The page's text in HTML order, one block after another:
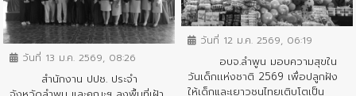
ข่าวประชาสัมพันธ์
วันที่ 13 ม.ค. 2569, 08:26
สำนักงาน ปปช. ประจำ
ข่าวประชาสัมพันธ์
วันที่ 12 ม.ค. 2569, 06:19
อบจ.ลำพูน มอบความสุขใน
วันเด็กเเห่งชาติ 2569 เพื่อปลูกฝัง
ให้เด็กและเยาวชนไทยเติบโตเป็น